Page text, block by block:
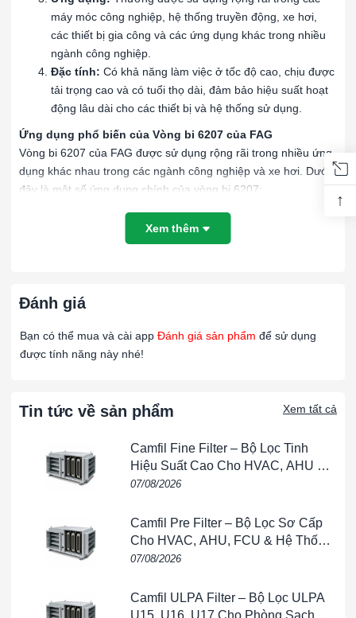
máy móc công nghiệp, hệ thống truyền động, xe hơi,
các thiết bị gia công và các ứng dụng khác trong nhiều
ngành công nghiệp.
Đặc tính: Có khả năng làm việc ở tốc độ cao, chịu được
tải trọng cao và có tuổi thọ dài, đảm bảo hiệu suất hoạt
động lâu dài cho các thiết bị và hệ thống sử dụng.
Ứng dụng phổ biến của Vòng bi 6207 của FAG
Vòng bi 6207 của FAG được sử dụng rộng rãi trong nhiều ứng
dụng khác nhau trong các ngành công nghiệp và xe hơi. Dưới
đây là một số ứng dụng chính của vòng bi 6207:
Ứng dụng trong máy móc công nghiệp:
thường được sử dụng trong các hệ thống truyền động
để chịu tải hướng trục và tải hướng tâm, đảm bảo sự
Ứng dụng trong xe hơi:
Vòng bi 6207 được áp dụng
bộ phận khác của xe hơi để đảm bảo sự an toàn và hiệu
suất của xe.
được sử dụng trong các thiết bị chế biến thực phẩm,
ngành điện tử, và nhiều ngành công nghiệp khác.
bi 6207 FAG Vòng bi 6207 FAG Vòng bi 6207 FAG207
FAG Vòng bi 6207 FAG
Xem thêm
Đánh giá
Bạn có thể mua và cài app Đánh giá sản phẩm để sử dụng
được tính năng này nhé!
Tin tức về sản phẩm Xem tất cả
Camfil Fine Filter – Bộ Lọc Tinh
Hiệu Suất Cao Cho HVAC, AHU &
Phòng Sạch
07/08/2026
Camfil Pre Filter – Bộ Lọc Sơ Cấp
Cho HVAC, AHU, FCU & Hệ Thống
Thông Gió
07/08/2026
Camfil ULPA Filter – Bộ Lọc ULPA
↑